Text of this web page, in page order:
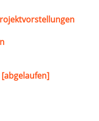
[abgelaufen]